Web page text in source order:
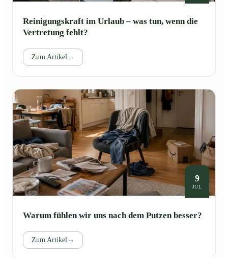
Reinigungskraft im Urlaub – was tun, wenn die
Vertretung fehlt?
Zum Artikel→
9
JUL
Warum fühlen wir uns nach dem Putzen besser?
Zum Artikel→